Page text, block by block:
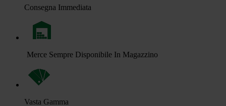
Consegna Immediata
Merce Sempre Disponibile In Magazzino
Vasta Gamma